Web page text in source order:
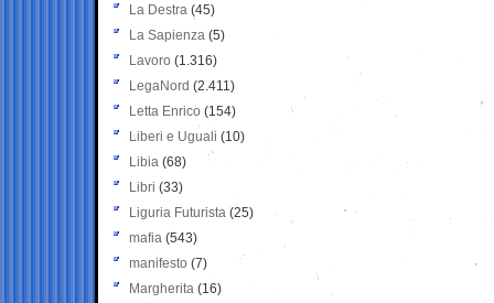
La Destra (45)
La Sapienza (5)
Lavoro (1.316)
LegaNord (2.411)
Letta Enrico (154)
Liberi e Uguali (10)
Libia (68)
Libri (33)
Liguria Futurista (25)
mafia (543)
manifesto (7)
Margherita (16)